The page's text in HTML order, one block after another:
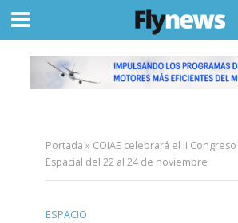
Portada » COIAE celebrará el II
Espacial del 22 al 24 de noviembre
ESPACIO